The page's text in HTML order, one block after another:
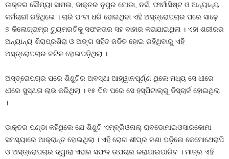
ଡାକ୍ତର ସୌମ୍ୟା ସାମଲ, ଡାକ୍ତର ନୁପୁର ମୋଡା, ନର୍ସ, ଫାର୍ମାସିଷ୍ଟ ଓ ଅନ୍ୟାନ୍ୟ
କର୍ମଚାରୀ ରହିଥିଲେ । ଚାରି ଘଂଟା ଧରି ହୋଇଥିବା ଏହି ଅସ୍ତ୍ରୋପଚାର ପରେ ସାଢ଼େ
୭ କିଲୋଗ୍ରାମ୍‌ର ଟ୍ୟୁମରଟିକୁ ସଫଳତାର ସହ ବାହାର କରାଯାଇଥିଲା । ଏହା ଶରୀରର
ଅନ୍ୟାନ୍ୟ ଶିରାପ୍ରଶିରା ଓ ଅଙ୍ଗ ସହିତ ଜଡିତ ହୋଇ ରହିଥିବାରୁ ଏହି
ଅସ୍ତ୍ରୋପଚାର ଜଟିଳ ହୋଇପଡ଼ିଥିଲା ।
ଅସ୍ତ୍ରୋପଚାର ପରେ ଶିଶୁଟିର ଅବସ୍ଥା ଆହ୍ୱାନପୂର୍ଣ୍ଣ ଥିଲେ ମଧ୍ୟ ସେ ଧୀରେ
ଧୀରେ ସୁସ୍ଥତା ଲାଭ କରିଥିଲା । ୧୫ ଦିନ ପରେ ସେ ହସ୍ପିଟାଲ୍‌ରୁ ଡିସ୍‌ଚାର୍ଜ ହୋଇଥିଲା
।
ଡାକ୍ତର ପଣ୍ଡା କହିଥିଲେ ଯେ ଶିଶୁଟି ଏମ୍ବ୍ରିଓନାଲ୍ ରାବଡୋମାଇଓସାରକୋମା
ସମସ୍ୟାରେ ଆକ୍ରାନ୍ତ ହୋଇଥିଲା । ଏହି ରୋଗ ଶୀଘ୍ର ଜଣା ପଡ଼ିଲେ କେମୋଥେରାପି
ଓ ଅସ୍ତ୍ରୋପଚାର ଦ୍ୱାରା ଏହାର ସଫଳ ଉପଚାର କରାଯାଇପାରିବ । ମାତ୍ର ଏହି